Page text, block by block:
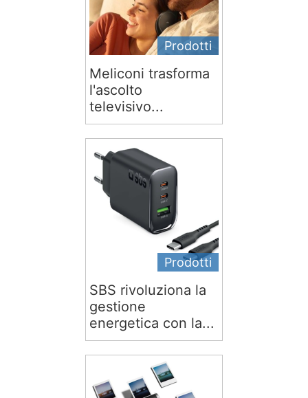
Prodotti
Meliconi trasforma
l'ascolto
televisivo...
Prodotti
SBS rivoluziona la
gestione
energetica con la...